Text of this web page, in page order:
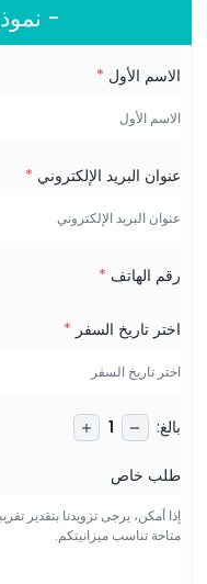
-
الاسم الأول *
عنوان البريد الإلكتروني *
رقم الهاتف *
اختر تاريخ السفر *
بالغ:
1
طلب خاص